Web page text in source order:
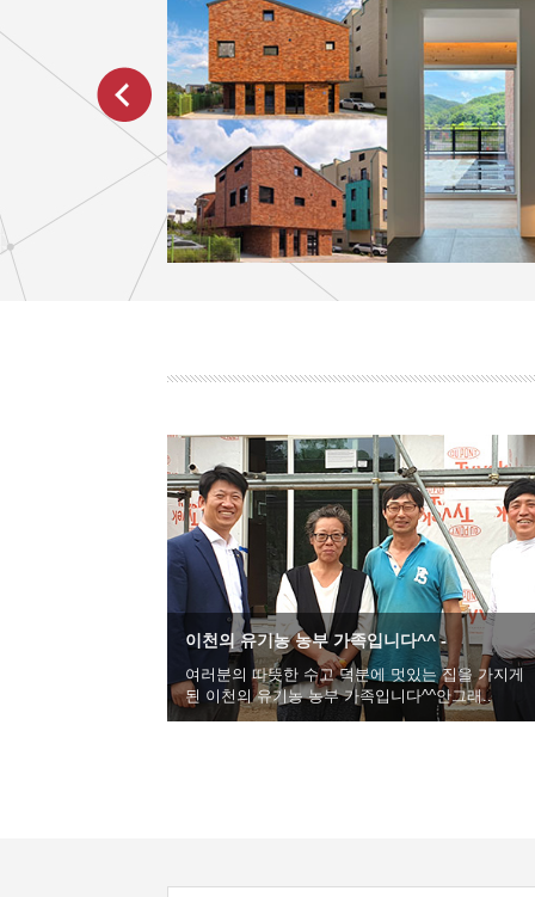
이천의 유기농 농부 가족입니다^^ -
여러분의 따뜻한 수고 덕분에 멋있는 집을 가지게
된 이천의 유기농 농부 가족입니다^^안그래..